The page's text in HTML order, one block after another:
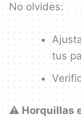
No olvides:
tus
⚠️ Horquillas